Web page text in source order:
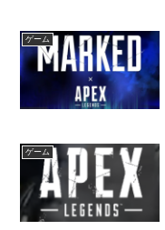
ゲーム
ゲーム